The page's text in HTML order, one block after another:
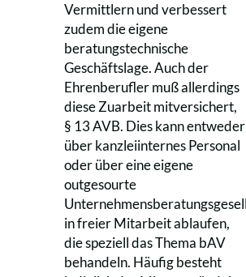
Vermittlern und verbessert
zudem die eigene
beratungstechnische
Geschäftslage. Auch der
Ehrenberufler muß allerdings
diese Zuarbeit mitversichert,
§ 13 AVB. Dies kann entweder
über kanzleiinternes Personal
oder über eine eigene
outgesourte
in freier Mitarbeit ablaufen,
die speziell das Thema bAV
behandeln. Häufig besteht